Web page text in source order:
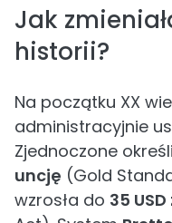
Jak
historii?
Na początku XX
administracyjnie
Zjednoczone
uncję (Gold
wzrosła do 35